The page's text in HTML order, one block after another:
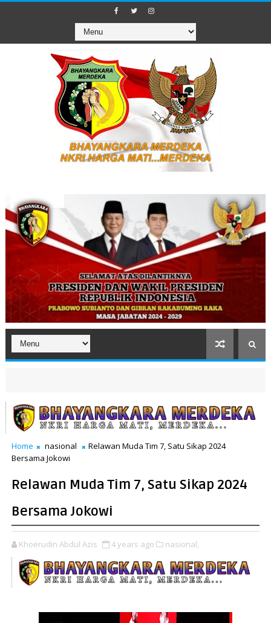
Home nasional
Relawan Muda Tim 7, Satu Sikap 2024
Bersama Jokowi
Relawan Muda Tim 7, Satu Sikap 2024
Bersama Jokowi
Khoerudin Abdul Azis 4 years ago nasional,